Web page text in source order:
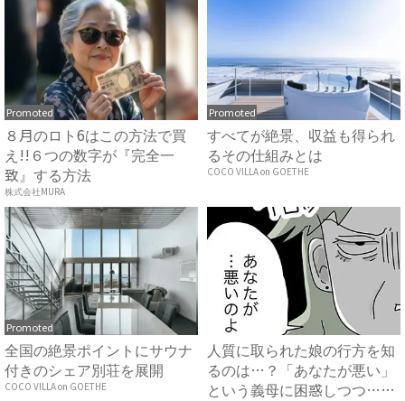
Promoted
８月のロト6はこの方法で買
え!!６つの数字が『完全一
致』する方法
株式会社MURA
Promoted
すべてが絶景、収益も得られ
るその仕組みとは
COCO VILLA on GOETHE
Promoted
全国の絶景ポイントにサウナ
付きのシェア別荘を展開
COCO VILLA on GOETHE
人質に取られた娘の行方を知
るのは…？「あなたが悪い」
という義母に困惑しつつ…